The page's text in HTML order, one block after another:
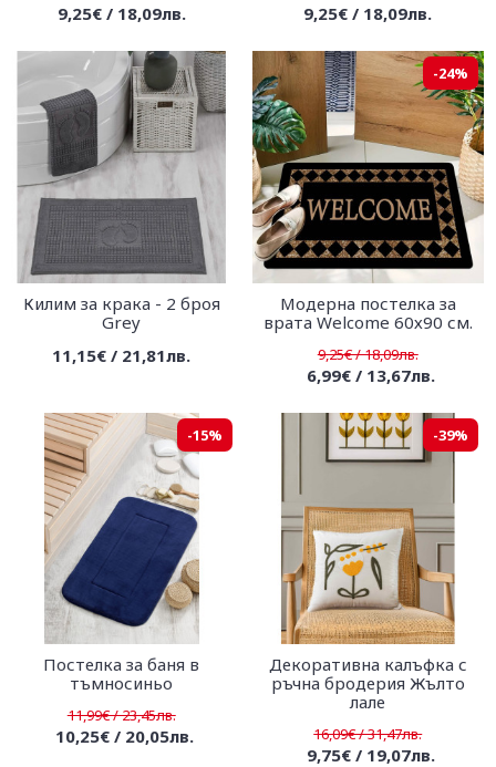
9,25€ / 18,09лв. 9,25€ / 18,09лв.
Килим за крака - 2 броя
Grey
11,15€ / 21,81лв.
-24%
Модерна постелка за
врата Welcome 60х90 см.
9,25€ / 18,09лв.
6,99€ / 13,67лв.
-15%
Постелка за баня в
тъмносиньо
11,99€ / 23,45лв.
10,25€ / 20,05лв.
-39%
Декоративна калъфка с
ръчна бродерия Жълто
лале
16,09€ / 31,47лв.
9,75€ / 19,07лв.